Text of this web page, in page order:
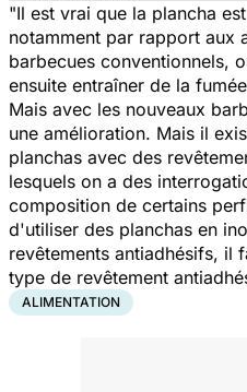
"Il est vrai que la plancha
notamment par rapport aux
barbecues conventionnels,
ensuite entraîner de la
Mais avec les nouveaux
une amélioration. Mais il
planchas avec des
lesquels on a des
composition de certains
d'utiliser des planchas en
revêtements antiadhésifs, il
type de revêtement
ALIMENTATION